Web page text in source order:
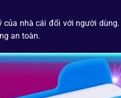
nhà cái đối với người
an toàn.